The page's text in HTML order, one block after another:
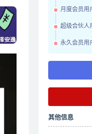
月度会员用
超级合伙人
永久会员用
其他信息